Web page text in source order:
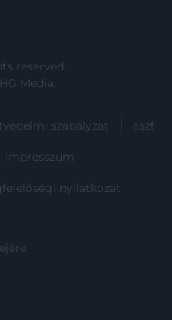
reserved.
HG Media.
szabályzat ászf
impresszum
nyilatkozat